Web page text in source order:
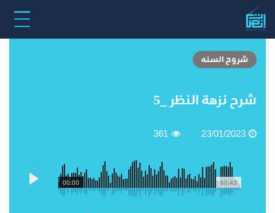
شرح نزهة النظر _5
شروح السنه
شرح نزهة النظر _5
23/01/2023
361
60:43
00:00